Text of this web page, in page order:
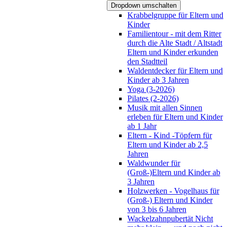
Dropdown umschalten
Krabbelgruppe für Eltern und
Kinder
Familientour - mit dem Ritter
durch die Alte Stadt / Altstadt
Eltern und Kinder erkunden
den Stadtteil
Waldentdecker für Eltern und
Kinder ab 3 Jahren
Yoga (3-2026)
Pilates (2-2026)
Musik mit allen Sinnen
erleben für Eltern und Kinder
ab 1 Jahr
Eltern - Kind -Töpfern für
Eltern und Kinder ab 2,5
Jahren
Waldwunder für
(Groß-)Eltern und Kinder ab
3 Jahren
Holzwerken - Vogelhaus für
(Groß-) Eltern und Kinder
von 3 bis 6 Jahren
Wackelzahnpubertät Nicht